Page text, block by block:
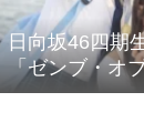
日向坂46四期
「ゼンブ・オ
で配信